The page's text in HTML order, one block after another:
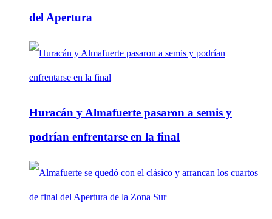
del Apertura
Huracán y Almafuerte pasaron a semis y
podrían enfrentarse en la final